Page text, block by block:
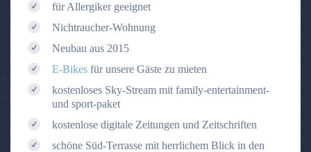
für Allergiker geeignet
Nichtraucher-Wohnung
Neubau aus 2015
E-Bikes für unsere Gäste zu mieten
kostenloses Sky-Stream mit family-entertainment-
und sport-paket
kostenlose digitale Zeitungen und Zeitschriften
schöne Süd-Terrasse mit herrlichem Blick in den